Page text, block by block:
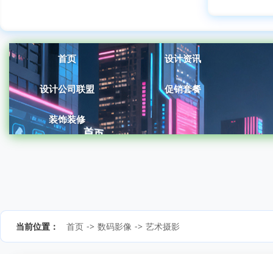
首页 设计资讯
设计公司联盟 促销套餐
装饰装修
当前位置： 首页 -> 数码影像 -> 艺术摄影